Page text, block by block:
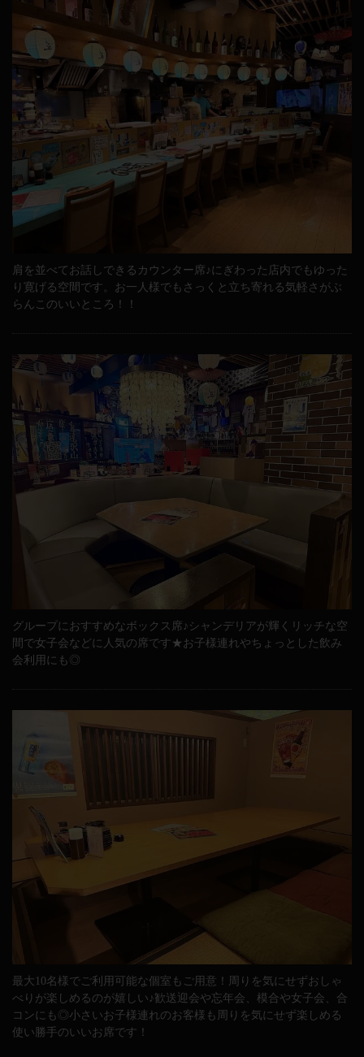
肩を並べてお話しできるカウンター席♪にぎわった店内でもゆった
り寛げる空間です。お一人様でもさっくと立ち寄れる気軽さがぶ
らんこのいいところ！！
グループにおすすめなボックス席♪シャンデリアが輝くリッチな空
間で女子会などに人気の席です★お子様連れやちょっとした飲み
会利用にも◎
最大10名様でご利用可能な個室もご用意！周りを気にせずおしゃ
べりが楽しめるのが嬉しい♪歓送迎会や忘年会、模合や女子会、合
コンにも◎小さいお子様連れのお客様も周りを気にせず楽しめる
使い勝手のいいお席です！